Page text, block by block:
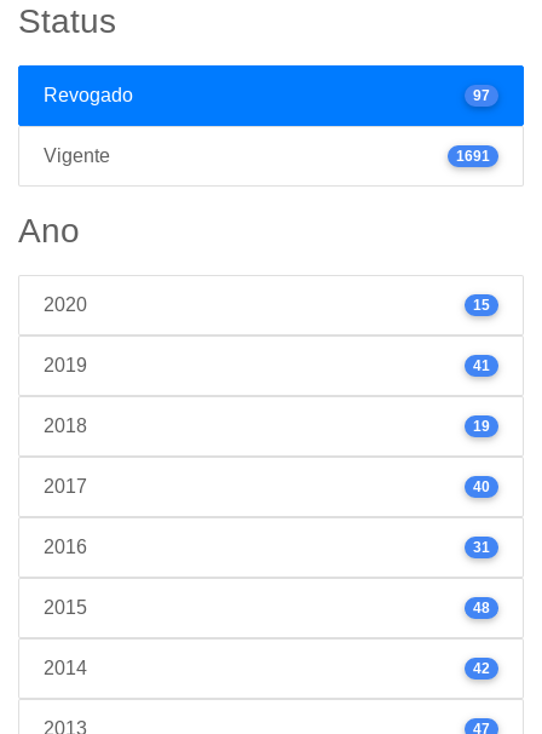
Status
Revogado 97
Vigente 1691
Ano
2020 15
2019 41
2018 19
2017 40
2016 31
2015 48
2014 42
2013 47